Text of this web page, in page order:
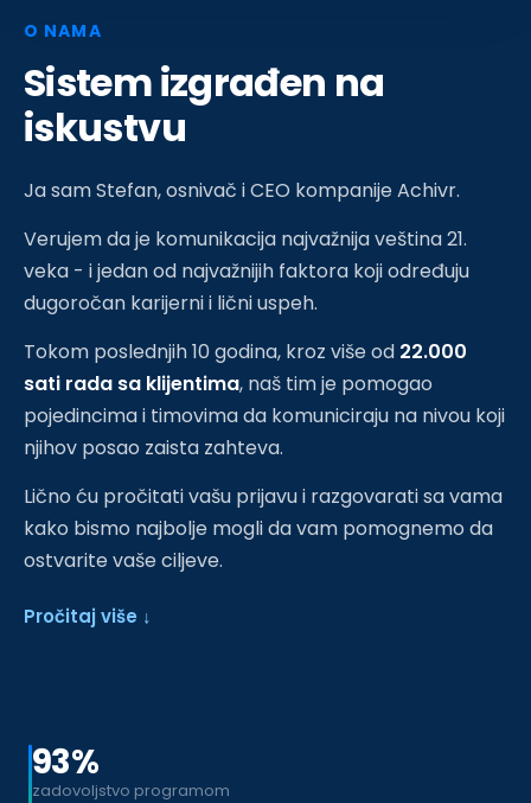
O NAMA
Sistem izgrađen na
iskustvu
Ja sam Stefan, osnivač i CEO kompanije Achivr.
Verujem da je komunikacija najvažnija veština 21.
veka - i jedan od najvažnijih faktora koji određuju
dugoročan karijerni i lični uspeh.
Tokom poslednjih 10 godina, kroz više od 22.000
sati rada sa klijentima, naš tim je pomogao
pojedincima i timovima da komuniciraju na nivou koji
njihov posao zaista zahteva.
Lično ću pročitati vašu prijavu i razgovarati sa vama
kako bismo najbolje mogli da vam pomognemo da
ostvarite vaše ciljeve.
Pročitaj više ↓
93%
zadovoljstvo programom